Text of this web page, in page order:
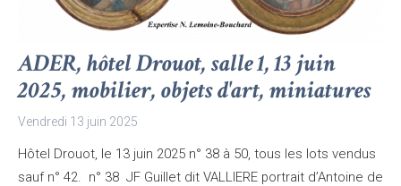
ADER, hôtel Drouot, salle 1, 13 juin
2025, mobilier, objets d'art, miniatures
Vendredi 13 juin 2025
Hôtel Drouot, le 13 juin 2025 n° 38 à 50, tous les lots vendus
sauf n° 42. n° 38 JF Guillet dit VALLIERE portrait d’Antoine de